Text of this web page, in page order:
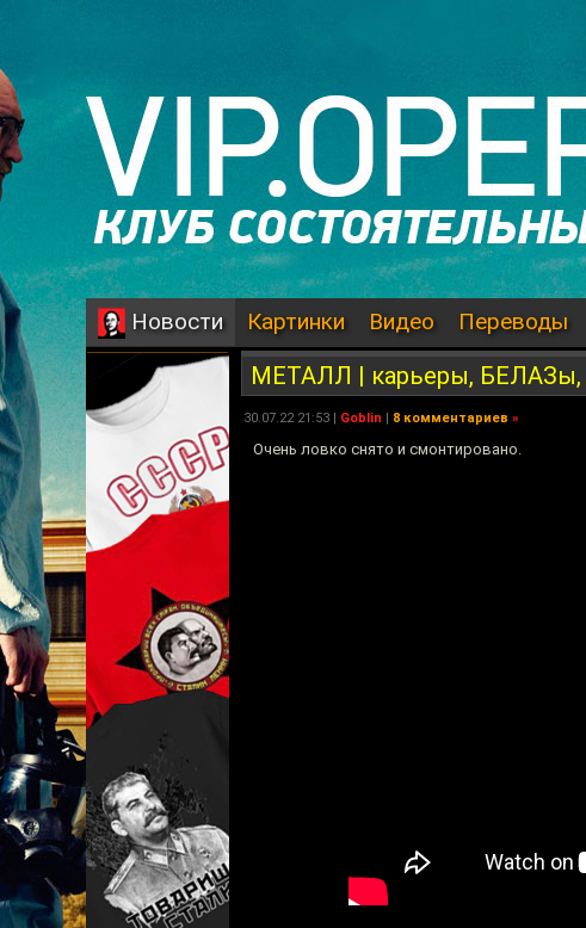
Новости Картинки Видео Переводы
МЕТАЛЛ | карьеры, БЕЛАЗы,
30.07.22 21:53 | Goblin | 8 комментариев »
Очень ловко снято и смонтировано.